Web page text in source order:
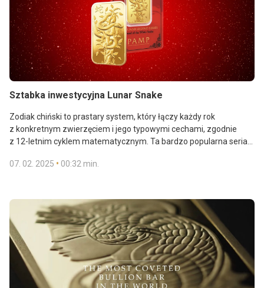
Sztabka inwestycyjna Lunar Snake
Zodiak chiński to prastary system, który łączy każdy rok
z konkretnym zwierzęciem i jego typowymi cechami, zgodnie
z 12-letnim cyklem matematycznym. Ta bardzo popularna seria
kalendarza księżycowego, nawiązuje do tradycji bogini Fortuny z
07. 02. 2025 • 00:32 min.